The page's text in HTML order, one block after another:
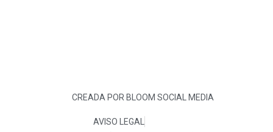
CREADA POR BLOOM SOCIAL MEDIA
AVISO LEGAL